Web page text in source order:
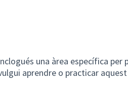
una àrea específica per
aprendre o practicar